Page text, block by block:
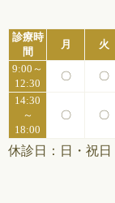
診療時
間
月 火
9:00～
12:30
〇 〇
14:30
～
18:00
〇 〇
休診日：日・祝日